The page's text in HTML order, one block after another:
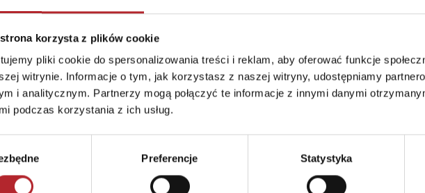
korzysta z plików cookie
pliki cookie do spersonalizowania treści i reklam, aby oferować funkcje
witrynie. Informacje o tym, jak korzystasz z naszej witryny, udostępniamy
i analitycznym. Partnerzy mogą połączyć te informacje z innymi danymi
podczas korzystania z ich usług.
Preferencje Statystyka